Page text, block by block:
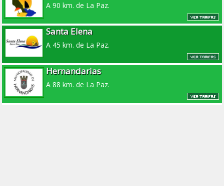
A 90 km. de La Paz.
Santa Elena
A 45 km. de La Paz.
Hernandarias
A 88 km. de La Paz.